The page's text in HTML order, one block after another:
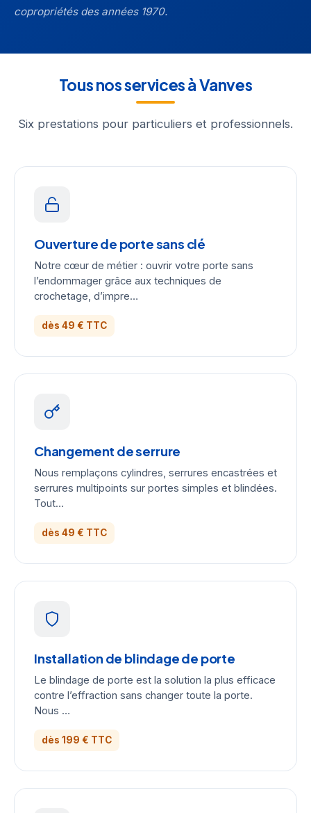
copropriétés des années 1970.
Tous nos services à Vanves
Six prestations pour particuliers et professionnels.
Ouverture de porte sans clé
Notre cœur de métier : ouvrir votre porte sans
l’endommager grâce aux techniques de
crochetage, d’impre…
dès 49 € TTC
Changement de serrure
Nous remplaçons cylindres, serrures encastrées et
serrures multipoints sur portes simples et blindées.
Tout…
dès 49 € TTC
Installation de blindage de porte
Le blindage de porte est la solution la plus efficace
contre l’effraction sans changer toute la porte.
Nous …
dès 199 € TTC